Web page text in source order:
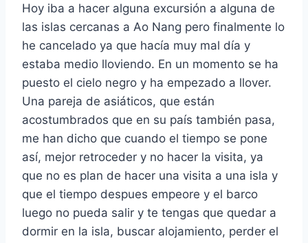
Hoy iba a hacer alguna excursión a alguna de
las islas cercanas a Ao Nang pero finalmente lo
he cancelado ya que hacía muy mal día y
estaba medio lloviendo. En un momento se ha
puesto el cielo negro y ha empezado a llover.
Una pareja de asiáticos, que están
acostumbrados que en su país también pasa,
me han dicho que cuando el tiempo se pone
así, mejor retroceder y no hacer la visita, ya
que no es plan de hacer una visita a una isla y
que el tiempo despues empeore y el barco
luego no pueda salir y te tengas que quedar a
dormir en la isla, buscar alojamiento, perder el